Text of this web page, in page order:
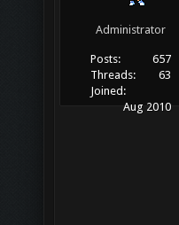
Administrator
Posts:
657
Threads:
63
Joined:
Aug 2010